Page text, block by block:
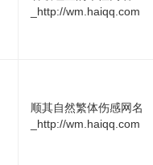
_http://wm.haiqq.com
顺其自然繁体伤感网名
_http://wm.haiqq.com